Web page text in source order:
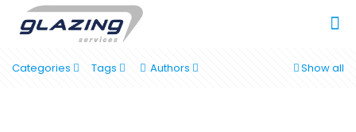
Categories Tags Authors Show all